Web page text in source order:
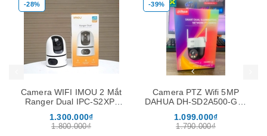
-28%
Camera WIFI IMOU 2 Mắt
Ranger Dual IPC-S2XP-
độ, Đàm Thoại 2 Chiều
1.300.000₫
1.800.000₫
-39%
Camera PTZ Wifi 5MP
DAHUA DH-SD2A500-GN-
1.099.000₫
1.790.000₫